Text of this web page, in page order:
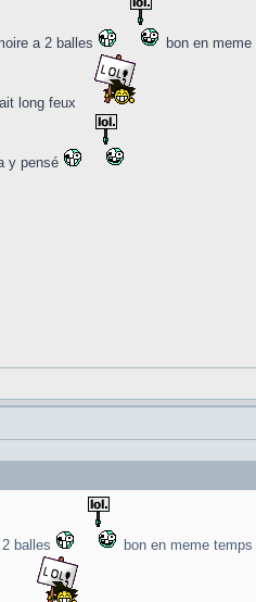
a 2 balles bon en
long feux
y pensé
balles bon en meme